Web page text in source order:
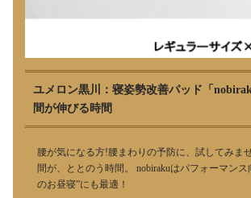
ユメロン黒川：寝姿勢改善パッド「
間が伸びる時間
腰が気になる方!腰まわりの予防に、試してみま
間が、ととのう時間。 nobirakuはパフォーマンス
のお昼寝”にも最適！